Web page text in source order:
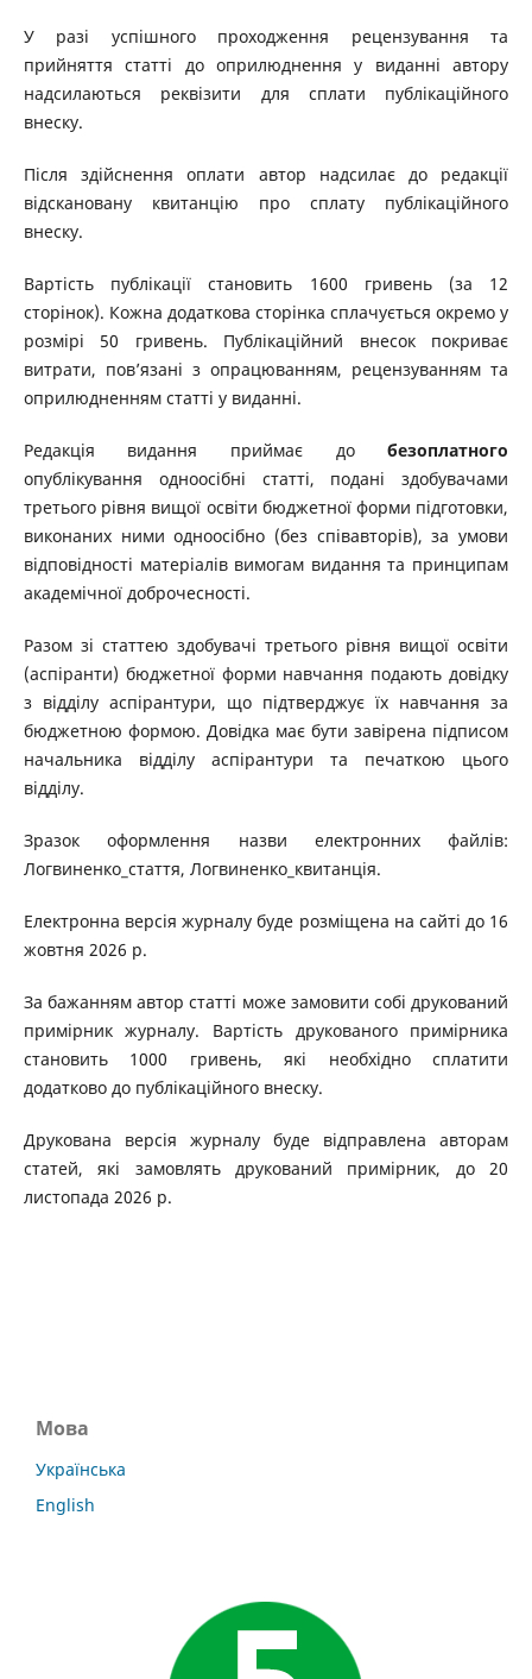
У разі успішного проходження рецензування та
прийняття статті до оприлюднення у виданні автору
надсилаються реквізити для сплати публікаційного
внеску.
Після здійснення оплати автор надсилає до редакції
відскановану квитанцію про сплату публікаційного
внеску.
Вартість публікації становить 1600 гривень (за 12
сторінок). Кожна додаткова сторінка сплачується окремо у
розмірі 50 гривень. Публікаційний внесок покриває
витрати, пов’язані з опрацюванням, рецензуванням та
оприлюдненням статті у виданні.
Редакція видання приймає добезоплатного
опублікування одноосібні статті, подані здобувачами
третього рівня вищої освіти бюджетної форми підготовки,
виконаних ними одноосібно (без співавторів), за умови
відповідності матеріалів вимогам видання та принципам
академічної доброчесності.
Разом зі статтею здобувачі третього рівня вищої освіти
(аспіранти) бюджетної форми навчання подають довідку
з відділу аспірантури, що підтверджує їх навчання за
бюджетною формою. Довідка має бути завірена підписом
начальника відділу аспірантури та печаткою цього
відділу.
Зразок оформлення назви електронних файлів:
Логвиненко_стаття, Логвиненко_квитанція.
Електронна версія журналу буде розміщена на сайті до 16
жовтня 2026 р.
За бажанням автор статті може замовити собі друкований
примірник журналу. Вартість друкованого примірника
становить 1000 гривень, які необхідно сплатити
додатково до публікаційного внеску.
Друкована версія журналу буде відправлена авторам
статей, які замовлять друкований примірник, до 20
листопада 2026 р.
Мова
Українська
English